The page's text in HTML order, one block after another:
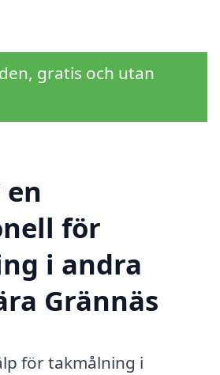
gratis och utan
för
i andra
Grännäs
för takmålning i